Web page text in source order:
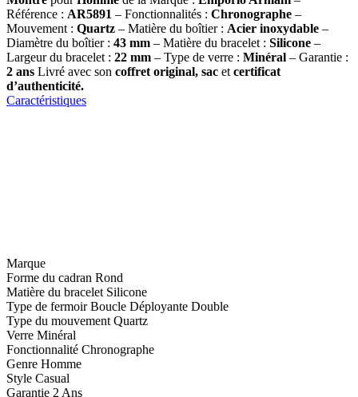
Référence : AR5891 – Fonctionnalités : Chronographe –
Mouvement : Quartz – Matière du boîtier : Acier inoxydable –
Diamètre du boîtier : 43 mm – Matière du bracelet : Silicone –
Largeur du bracelet : 22 mm – Type de verre : Minéral – Garantie :
2 ans Livré avec son coffret original, sac et certificat
d’authenticité.
Caractéristiques
Marque
Forme du cadran Rond
Matière du bracelet Silicone
Type de fermoir Boucle Déployante Double
Type du mouvement Quartz
Verre Minéral
Fonctionnalité Chronographe
Genre Homme
Style Casual
Garantie 2 Ans